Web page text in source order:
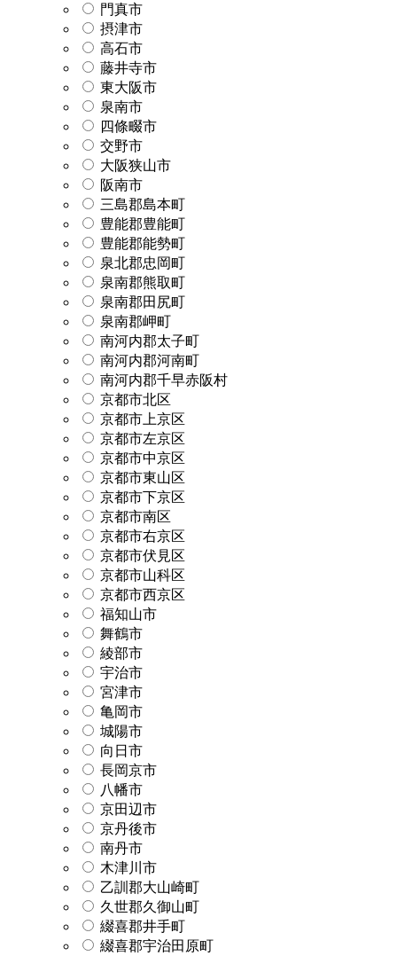
門真市
摂津市
高石市
藤井寺市
東大阪市
泉南市
四條畷市
交野市
大阪狭山市
阪南市
三島郡島本町
豊能郡豊能町
豊能郡能勢町
泉北郡忠岡町
泉南郡熊取町
泉南郡田尻町
泉南郡岬町
南河内郡太子町
南河内郡河南町
南河内郡千早赤阪村
京都市北区
京都市上京区
京都市左京区
京都市中京区
京都市東山区
京都市下京区
京都市南区
京都市右京区
京都市伏見区
京都市山科区
京都市西京区
福知山市
舞鶴市
綾部市
宇治市
宮津市
亀岡市
城陽市
向日市
長岡京市
八幡市
京田辺市
京丹後市
南丹市
木津川市
乙訓郡大山崎町
久世郡久御山町
綴喜郡井手町
綴喜郡宇治田原町